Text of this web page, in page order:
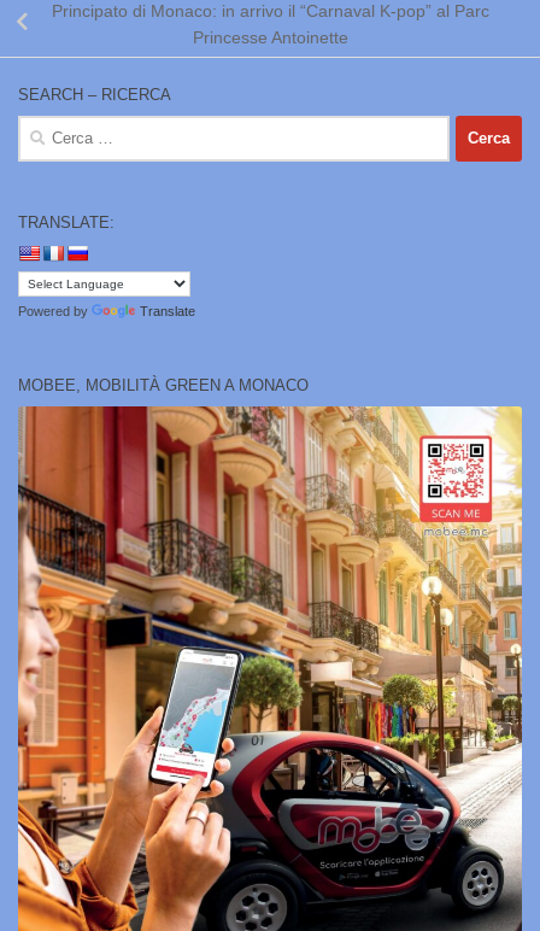
Principato di Monaco: in arrivo il “Carnaval K-pop” al Parc
Princesse Antoinette
SEARCH – RICERCA
Ricerca
TRANSLATE:
Powered by Translate
MOBEE, MOBILITÀ GREEN A MONACO